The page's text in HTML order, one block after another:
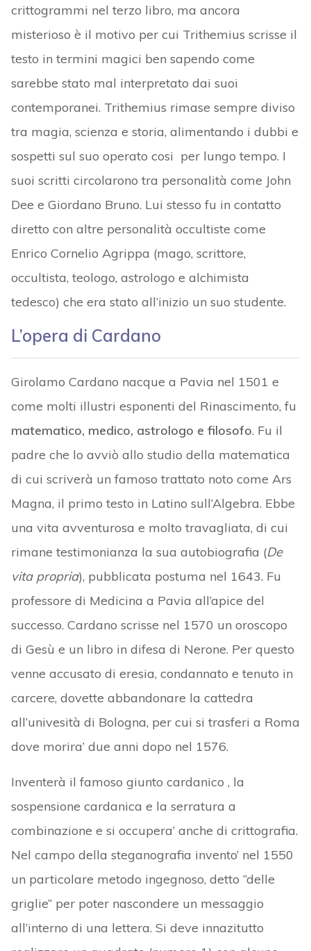
crittogrammi nel terzo libro, ma ancora
misterioso è il motivo per cui Trithemius scrisse il
testo in termini magici ben sapendo come
sarebbe stato mal interpretato dai suoi
contemporanei. Trithemius rimase sempre diviso
tra magia, scienza e storia, alimentando i dubbi e
sospetti sul suo operato cosi per lungo tempo. I
suoi scritti circolarono tra personalità come John
Dee e Giordano Bruno. Lui stesso fu in contatto
diretto con altre personalità occultiste come
Enrico Cornelio Agrippa (mago, scrittore,
occultista, teologo, astrologo e alchimista
tedesco) che era stato all’inizio un suo studente.
L’opera di Cardano
Girolamo Cardano nacque a Pavia nel 1501 e
come molti illustri esponenti del Rinascimento, fu
matematico, medico, astrologo e filosofo. Fu il
padre che lo avviò allo studio della matematica
di cui scriverà un famoso trattato noto come Ars
Magna, il primo testo in Latino sull’Algebra. Ebbe
una vita avventurosa e molto travagliata, di cui
rimane testimonianza la sua autobiografia (De
vita propria), pubblicata postuma nel 1643. Fu
professore di Medicina a Pavia all’apice del
successo. Cardano scrisse nel 1570 un oroscopo
di Gesù e un libro in difesa di Nerone. Per questo
venne accusato di eresia, condannato e tenuto in
carcere, dovette abbandonare la cattedra
all’univesità di Bologna, per cui si trasferi a Roma
dove morira’ due anni dopo nel 1576.
Inventerà il famoso giunto cardanico , la
sospensione cardanica e la serratura a
combinazione e si occupera’ anche di crittografia.
Nel campo della steganografia invento’ nel 1550
un particolare metodo ingegnoso, detto “delle
griglie” per poter nascondere un messaggio
all’interno di una lettera. Si deve innazitutto